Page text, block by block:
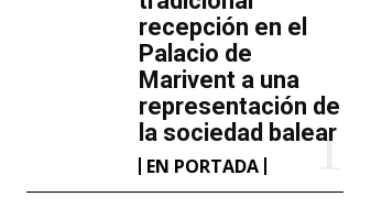
recepción en el
Palacio de
Marivent​ a una
representación de
la sociedad balear
EN PORTADA